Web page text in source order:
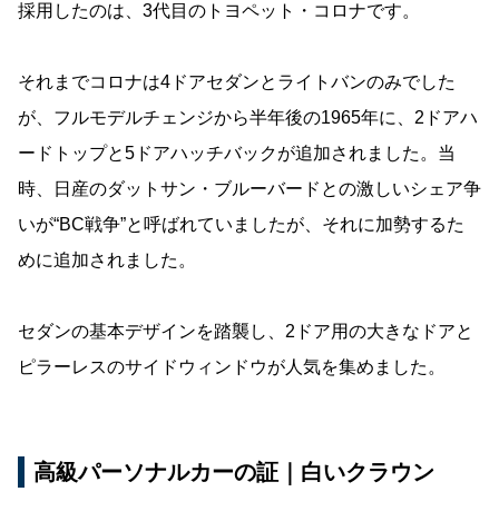
採用したのは、3代目のトヨペット・コロナです。
それまでコロナは4ドアセダンとライトバンのみでした
が、フルモデルチェンジから半年後の1965年に、2ドアハ
ードトップと5ドアハッチバックが追加されました。当
時、日産のダットサン・ブルーバードとの激しいシェア争
いが“BC戦争”と呼ばれていましたが、それに加勢するた
めに追加されました。
セダンの基本デザインを踏襲し、2ドア用の大きなドアと
ピラーレスのサイドウィンドウが人気を集めました。
高級パーソナルカーの証｜白いクラウン